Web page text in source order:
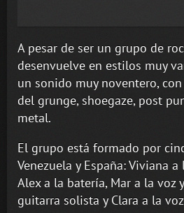
A pesar de ser un grupo de
desenvuelve en estilos muy
un sonido muy noventero,
del grunge, shoegaze, post
metal.
El grupo está formado por
Venezuela y España: Viviana
Alex a la batería, Mar a la voz
guitarra solista y Clara a la